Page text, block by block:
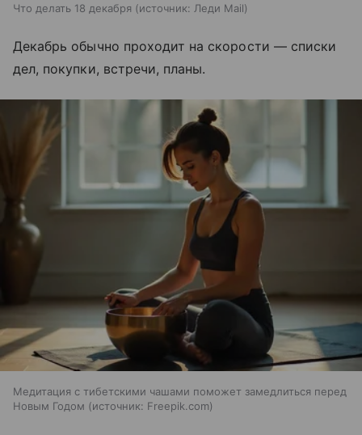
Что делать 18 декабря источник: Леди Mail
Декабрь обычно проходит на скорости — списки
дел, покупки, встречи, планы.
Медитация с тибетскими чашами поможет замедлиться перед
Новым Годом
источник: Freepik.com